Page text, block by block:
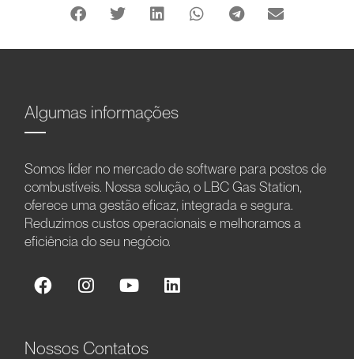
Algumas informações
Somos líder no mercado de software para postos de
combustíveis. Nossa solução, o LBC Gas Station,
oferece uma gestão eficaz, integrada e segura.
Reduzimos custos operacionais e melhoramos a
eficiência do seu negócio.
Nossos Contatos